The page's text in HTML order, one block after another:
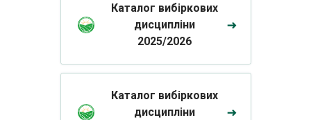
Каталог вибіркових
дисципліни
2025/2026
Каталог вибіркових
дисципліни